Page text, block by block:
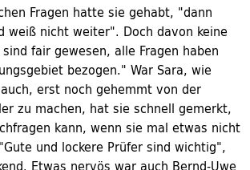
Fragen hatte sie gehabt, "dann
weiß nicht weiter". Doch davon keine
fair gewesen, alle Fragen haben
bezogen." War Sara, wie
erst noch gehemmt von der
zu machen, hat sie schnell gemerkt,
kann, wenn sie mal etwas nicht
und lockere Prüfer sind wichtig",